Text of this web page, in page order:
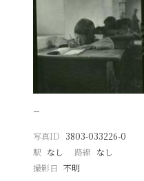
−
写真ID 3803-033226-0
駅 なし 路線 なし
撮影日
不明